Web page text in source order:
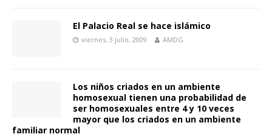
El Palacio Real se hace islámico
viernes, 3 julio, 2009 AMDG
Los niños criados en un ambiente
homosexual tienen una probabilidad de
ser homosexuales entre 4 y 10 veces
mayor que los criados en un ambiente
familiar normal